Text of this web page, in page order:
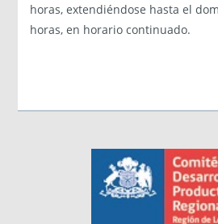
horas, extendiéndose hasta el
horas, en horario continuado.